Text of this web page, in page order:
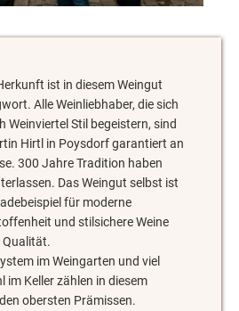
ist in diesem Weingut
Alle Weinliebhaber, die sich
Weinviertel Stil begeistern, sind
Hirtl in Poysdorf garantiert an
300 Jahre Tradition haben
Das Weingut selbst ist
für moderne
und stilsichere Weine
im Weingarten und viel
im Keller zählen in diesem
obersten Prämissen.